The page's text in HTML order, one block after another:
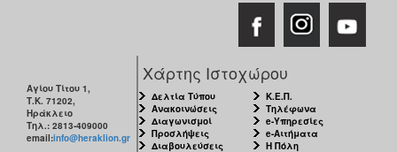
Αγίου Τίτου 1,
Τ.Κ. 71202,
Ηράκλειο
Τηλ.: 2813-409000
email:info@heraklion.gr
Χάρτης Ιστοχώρου
Δελτία Τύπου
Ανακοινώσεις
Διαγωνισμοί
Προσλήψεις
Διαβουλεύσεις
Κ.Ε.Π.
Τηλέφωνα
e-Υπηρεσίες
e-Αιτήματα
Η Πόλη